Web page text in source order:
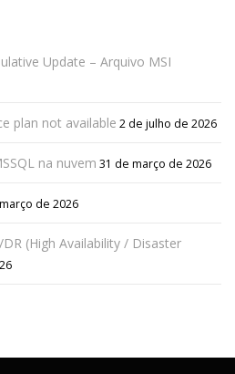
Update – Arquivo MSI
plan not available 2 de julho de 2026
na nuvem 31 de março de 2026
de 2026
(High Availability / Disaster